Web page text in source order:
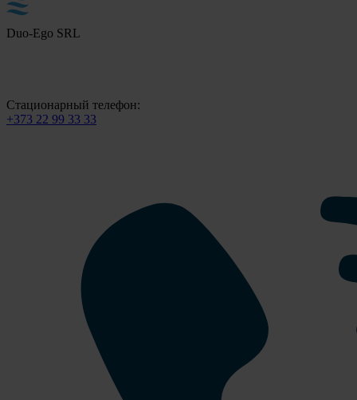
Duo-Ego SRL
Стационарный телефон:
+373 22 99 33 33